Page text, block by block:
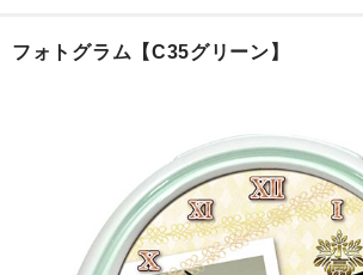
HOME
目覚まし時計(集合)
知育目覚まし時計(集合・園舎)
カード付フォトフレームクロック(集合)
フォトグラム【C35グリーン】